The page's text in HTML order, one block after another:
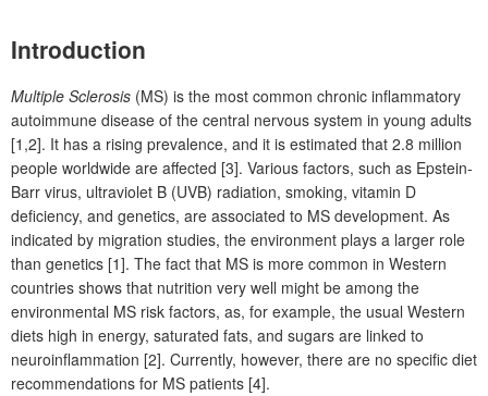
Introduction
Multiple Sclerosis (MS) is the most common chronic inflammatory
autoimmune disease of the central nervous system in young adults
[1,2]. It has a rising prevalence, and it is estimated that 2.8 million
people worldwide are affected [3]. Various factors, such as Epstein-
Barr virus, ultraviolet B (UVB) radiation, smoking, vitamin D
deficiency, and genetics, are associated to MS development. As
indicated by migration studies, the environment plays a larger role
than genetics [1]. The fact that MS is more common in Western
countries shows that nutrition very well might be among the
environmental MS risk factors, as, for example, the usual Western
diets high in energy, saturated fats, and sugars are linked to
neuroinflammation [2]. Currently, however, there are no specific diet
recommendations for MS patients [4].